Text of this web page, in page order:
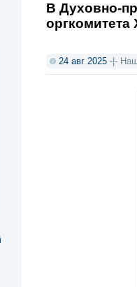
В Духовно-
оргкомитета
24 авг 2025 -|-